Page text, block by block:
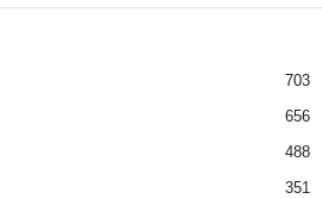
703
656
488
351